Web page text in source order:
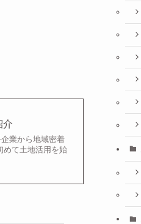
介
業から地域密着
めて土地活用を始